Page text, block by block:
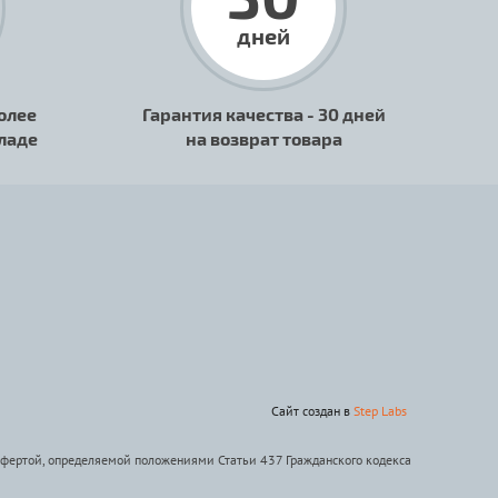
дней
Гарантия качества - 30 дней
на возврат товара
Сайт создан в Step Labs
определяемой положениями Статьи 437 Гражданского кодекса